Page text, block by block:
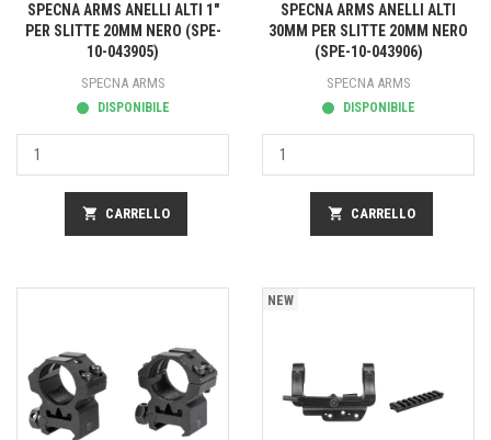
SPECNA ARMS ANELLI ALTI 1"
PER SLITTE 20MM NERO (SPE-
10-043905)
SPECNA ARMS
DISPONIBILE
shopping_cart CARRELLO
SPECNA ARMS ANELLI ALTI
30MM PER SLITTE 20MM NERO
(SPE-10-043906)
SPECNA ARMS
DISPONIBILE
shopping_cart CARRELLO
NEW